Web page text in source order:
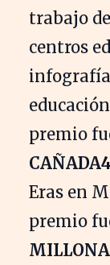
trabajo
centros
premio
CAÑADA4
Eras en
premio